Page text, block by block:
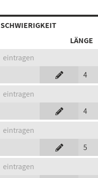
SCHWIERIGKEIT
LÄNGE
eintragen
4
eintragen
4
eintragen
5
eintragen